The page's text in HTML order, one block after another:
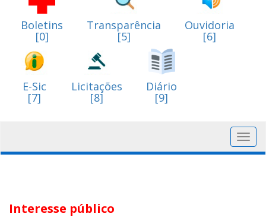
Boletins
[0]
Transparência
[5]
Ouvidoria
[6]
E-Sic
[7]
Licitações
[8]
Diário
[9]
Interesse público